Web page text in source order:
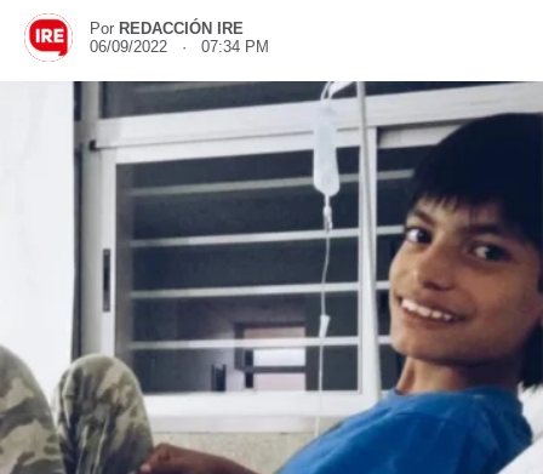
Por REDACCIÓN IRE
06/09/2022 · 07:34 PM